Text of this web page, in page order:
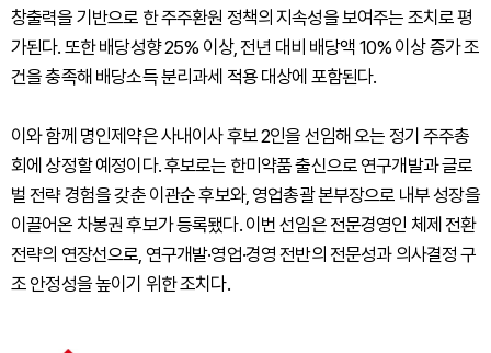
창출력을 기반으로 한 주주환원 정책의 지속성을 보여주는 조치로 평
가된다. 또한 배당성향 25% 이상, 전년 대비 배당액 10% 이상 증가 조
건을 충족해 배당소득 분리과세 적용 대상에 포함된다.
이와 함께 명인제약은 사내이사 후보 2인을 선임해 오는 정기 주주총
회에 상정할 예정이다. 후보로는 한미약품 출신으로 연구개발과 글로
벌 전략 경험을 갖춘 이관순 후보와, 영업총괄 본부장으로 내부 성장을
이끌어온 차봉권 후보가 등록됐다. 이번 선임은 전문경영인 체제 전환
전략의 연장선으로, 연구개발·영업·경영 전반의 전문성과 의사결정 구
조 안정성을 높이기 위한 조치다.